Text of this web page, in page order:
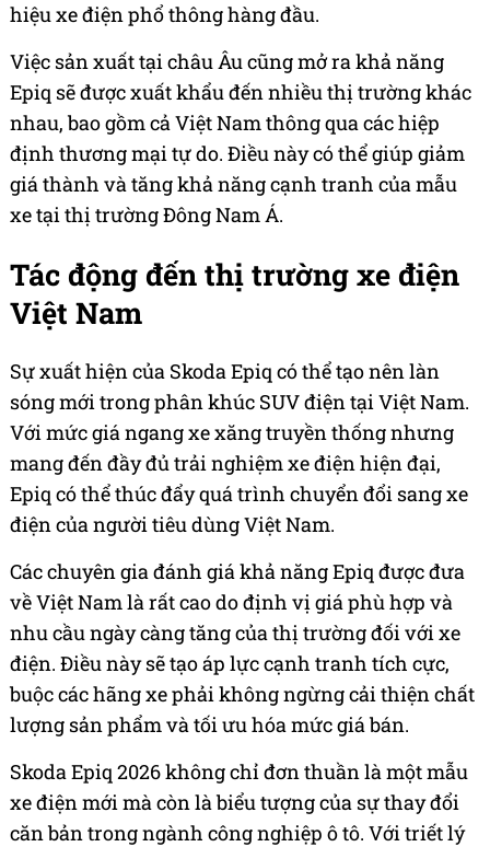
hiệu xe điện phổ thông hàng đầu.
Việc sản xuất tại châu Âu cũng mở ra khả năng
Epiq sẽ được xuất khẩu đến nhiều thị trường khác
nhau, bao gồm cả Việt Nam thông qua các hiệp
định thương mại tự do. Điều này có thể giúp giảm
giá thành và tăng khả năng cạnh tranh của mẫu
xe tại thị trường Đông Nam Á.
Tác động đến thị trường xe điện
Việt Nam
Sự xuất hiện của Skoda Epiq có thể tạo nên làn
sóng mới trong phân khúc SUV điện tại Việt Nam.
Với mức giá ngang xe xăng truyền thống nhưng
mang đến đầy đủ trải nghiệm xe điện hiện đại,
Epiq có thể thúc đẩy quá trình chuyển đổi sang xe
điện của người tiêu dùng Việt Nam.
Các chuyên gia đánh giá khả năng Epiq được đưa
về Việt Nam là rất cao do định vị giá phù hợp và
nhu cầu ngày càng tăng của thị trường đối với xe
điện. Điều này sẽ tạo áp lực cạnh tranh tích cực,
buộc các hãng xe phải không ngừng cải thiện chất
lượng sản phẩm và tối ưu hóa mức giá bán.
Skoda Epiq 2026 không chỉ đơn thuần là một mẫu
xe điện mới mà còn là biểu tượng của sự thay đổi
căn bản trong ngành công nghiệp ô tô. Với triết lý